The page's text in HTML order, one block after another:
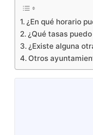
¿En qué horario
¿Qué tasas
¿Existe alguna
Otros